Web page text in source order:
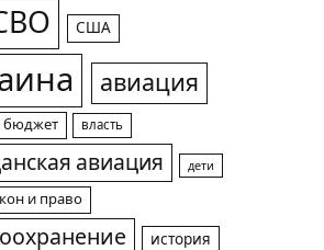
США
авиация
бюджет власть
авиация дети
и право
история